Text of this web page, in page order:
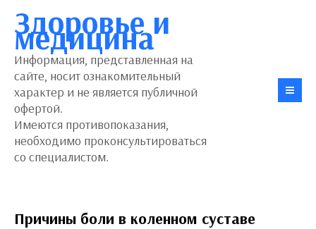
Здоровье и
медицина
Информация, представленная на
сайте, носит ознакомительный
характер и не является публичной
офертой.
Имеются противопоказания,
необходимо проконсультироваться
со специалистом.
Причины боли в коленном суставе